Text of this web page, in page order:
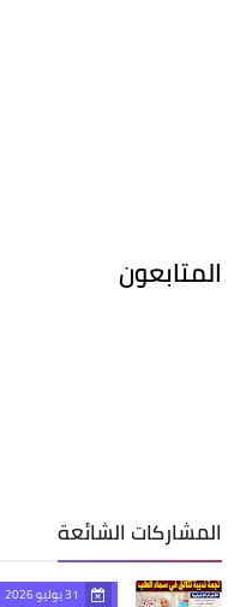
المتابعون
المشاركات الشائعة
31 يوليو 2026